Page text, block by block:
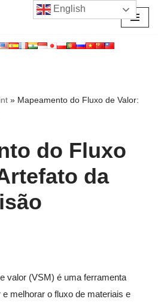
» Mapeamento do Fluxo de Valor:
do Fluxo
da
valor (VSM) é uma ferramenta
melhorar o fluxo de materiais e
English